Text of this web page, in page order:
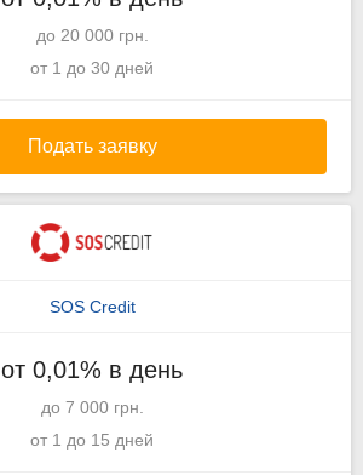
до 20 000 грн.
от 1 до 30 дней
Подать заявку
SOS Credit
от 0,01% в день
до 7 000 грн.
от 1 до 15 дней